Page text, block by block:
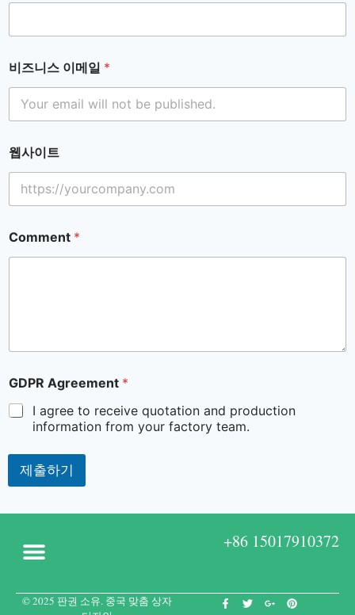
비즈니스 이메일 *
웹사이트
Comment *
GDPR Agreement *
I agree to receive quotation and production
information from your factory team.
제출하기
+86 15017910372
© 2025 판권 소유. 중국 맞춤 상자